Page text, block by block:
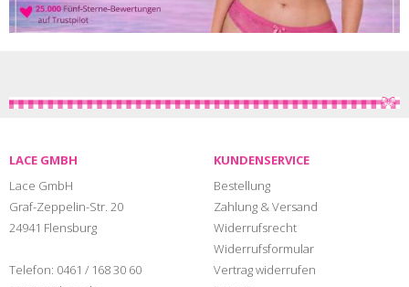
LACE GMBH
Lace GmbH
Graf-Zeppelin-Str. 20
24941 Flensburg
Telefon: 0461 / 168 30 60
KUNDENSERVICE
Bestellung
Zahlung & Versand
Widerrufsrecht
Widerrufsformular
Vertrag widerrufen